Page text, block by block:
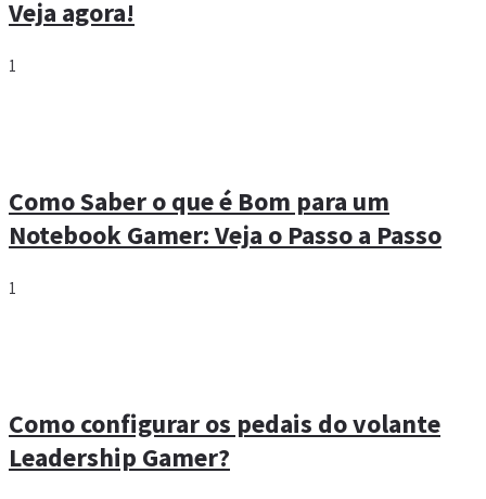
Veja agora!
1
Como Saber o que é Bom para um
Notebook Gamer: Veja o Passo a Passo
1
Como configurar os pedais do volante
Leadership Gamer?